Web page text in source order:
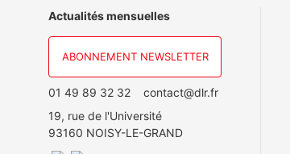
Actualités mensuelles
ABONNEMENT NEWSLETTER
01 49 89 32 32
contact@dlr.fr
19, rue de l'Université
93160 NOISY-LE-GRAND